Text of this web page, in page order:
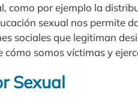
como por ejemplo la
sexual nos permite
sociales que legitiman
somos víctimas y
Sexual